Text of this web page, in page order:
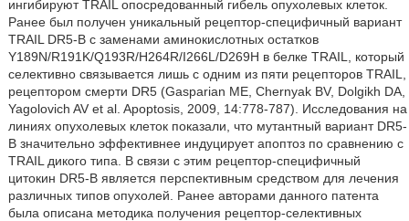
ингибируют TRAIL опосредованный гибель опухолевых клеток.
Ранее был получен уникальный рецептор-специфичный вариант
TRAIL DR5-B с заменами аминокислотных остатков
Y189N/R191K/Q193R/H264R/I266L/D269H в белке TRAIL, который
селективно связывается лишь с одним из пяти рецепторов TRAIL,
рецептором смерти DR5 (Gasparian ME, Chernyak BV, Dolgikh DA,
Yagolovich AV et al. Apoptosis, 2009, 14:778-787). Исследования на
линиях опухолевых клеток показали, что мутантный вариант DR5-
B значительно эффективнее индуцирует апоптоз по сравнению с
TRAIL дикого типа. В связи с этим рецептор-специфичный
цитокин DR5-В является перспективным средством для лечения
различных типов опухолей. Ранее авторами данного патента
была описана методика получения рецептор-селективных